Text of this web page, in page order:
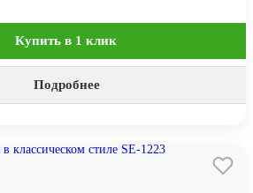
Купить в 1 клик
Подробнее